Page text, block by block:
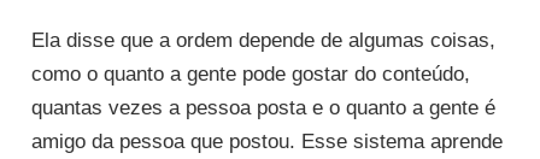
Ela disse que a ordem depende de algumas coisas,
como o quanto a gente pode gostar do conteúdo,
quantas vezes a pessoa posta e o quanto a gente é
amigo da pessoa que postou. Esse sistema aprende